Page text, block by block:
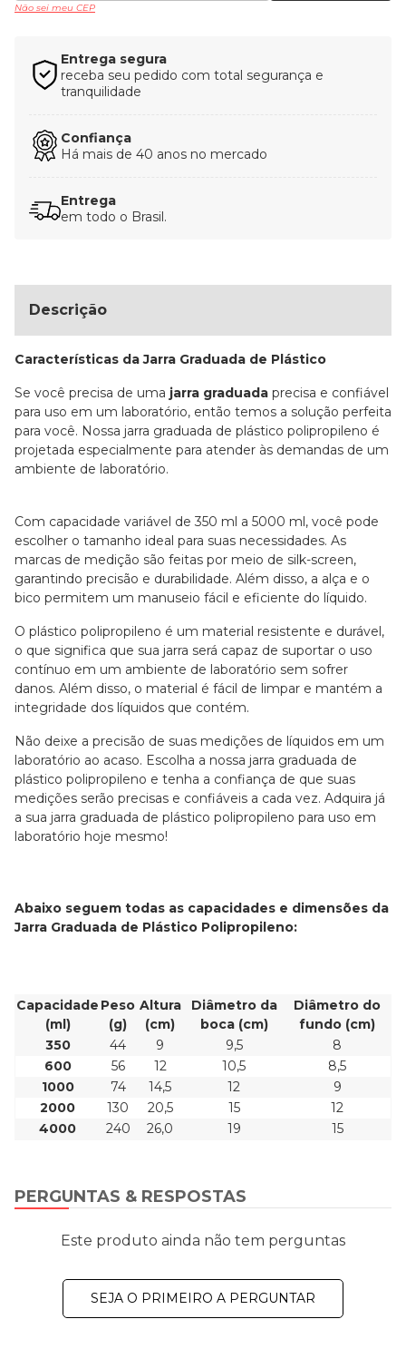
Não sei meu CEP
Entrega segura
receba seu pedido com total segurança e
tranquilidade
Confiança
Há mais de 40 anos no mercado
Entrega
em todo o Brasil.
Descrição
Características da Jarra Graduada de Plástico
Se você precisa de uma jarra graduada precisa e confiável
para uso em um laboratório, então temos a solução perfeita
para você. Nossa jarra graduada de plástico polipropileno é
projetada especialmente para atender às demandas de um
ambiente de laboratório.
Com capacidade variável de 350 ml a 5000 ml, você pode
escolher o tamanho ideal para suas necessidades. As
marcas de medição são feitas por meio de silk-screen,
garantindo precisão e durabilidade. Além disso, a alça e o
bico permitem um manuseio fácil e eficiente do líquido.
O plástico polipropileno é um material resistente e durável,
o que significa que sua jarra será capaz de suportar o uso
contínuo em um ambiente de laboratório sem sofrer
danos. Além disso, o material é fácil de limpar e mantém a
integridade dos líquidos que contém.
Não deixe a precisão de suas medições de líquidos em um
laboratório ao acaso. Escolha a nossa jarra graduada de
plástico polipropileno e tenha a confiança de que suas
medições serão precisas e confiáveis a cada vez. Adquira já
a sua jarra graduada de plástico polipropileno para uso em
laboratório hoje mesmo!
Abaixo seguem todas as capacidades e dimensões da
Jarra Graduada de Plástico Polipropileno:
Capacidade
(ml)
Peso
(g)
Altura
(cm)
Diâmetro da
boca (cm)
Diâmetro do
fundo (cm)
350
44 9 9,5
8
600
56 12 10,5
8,5
1000
74 14,5 12
9
2000
130 20,5 15
12
4000
240 26,0 19 15
PERGUNTAS & RESPOSTAS
Este produto ainda não tem perguntas
SEJA O PRIMEIRO A PERGUNTAR